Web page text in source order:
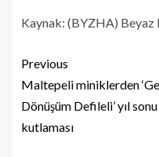
Kaynak: (BYZHA) Beyaz
Previous
Maltepeli miniklerden
Dönüşüm Defileli’ yıl sonu
kutlaması